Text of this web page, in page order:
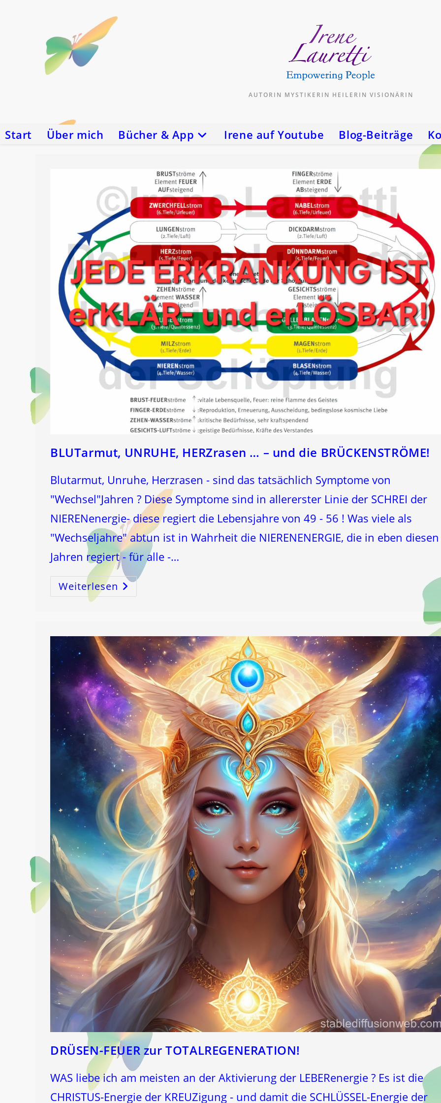
AUTORIN MYSTIKERIN HEILERIN VISIONÄRIN
Start Über mich Bücher & App Irene auf Youtube Blog-Beiträge
BLUTarmut, UNRUHE, HERZrasen … – und die BRÜCKENSTRÖME!
Blutarmut, Unruhe, Herzrasen - sind das tatsächlich Symptome von
"Wechsel"Jahren ? Diese Symptome sind in allererster Linie der SCHREI der
NIERENenergie- diese regiert die Lebensjahre von 49 - 56 ! Was viele als
"Wechseljahre" abtun ist in Wahrheit die NIERENENERGIE, die in eben diesen
Jahren regiert - für alle -…
Weiterlesen BLUTarmut,
UNRUHE,
HERZrasen
DRÜSEN-FEUER zur TOTALREGENERATION!
WAS liebe ich am meisten an der Aktivierung der LEBERenergie ? Es ist die
CHRISTUS-Energie der KREUZigung - und damit die SCHLÜSSEL-Energie der